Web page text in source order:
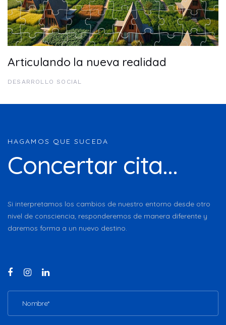
Articulando la nueva realidad
DESARROLLO SOCIAL
HAGAMOS QUE SUCEDA
Concertar cita...
Si interpretamos los cambios de nuestro entorno desde otro
nivel de consciencia, responderemos de manera diferente y
daremos forma a un nuevo destino.